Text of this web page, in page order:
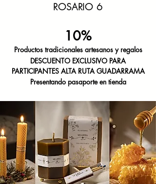
ROSARIO 6
10%
Productos tradicionales artesanos y regalos
DESCUENTO EXCLUSIVO PARA
PARTICIPANTES ALTA RUTA GUADARRAMA
Presentando pasaporte en tienda